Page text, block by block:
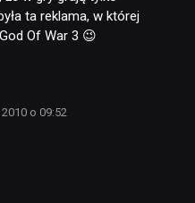
ta reklama, w której
Of War 3 😉
o 09:52